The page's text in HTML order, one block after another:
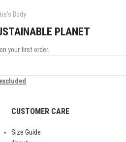
Body
PLANET
your first order.
CUSTOMER CARE
Size Guide